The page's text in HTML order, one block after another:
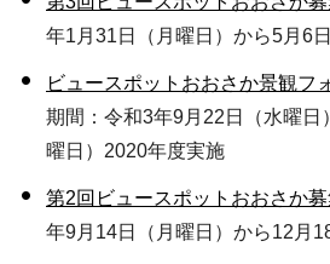
年1月31日（月曜日）から5月6日
ビュースポットおおさか景観フ
期間：令和3年9月22日（水曜日
曜日）2020年度実施
第2回ビュースポットおおさか
年9月14日（月曜日）から12月